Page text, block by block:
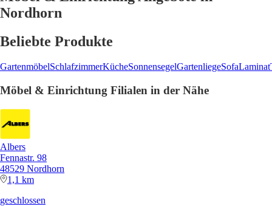
Nordhorn
Beliebte Produkte
GartenmöbelSchlafzimmerKücheSonnensegelGartenliegeSofaLaminat
Möbel & Einrichtung Filialen in der Nähe
Albers
Fennastr. 98
48529 Nordhorn
1,1 km
geschlossen